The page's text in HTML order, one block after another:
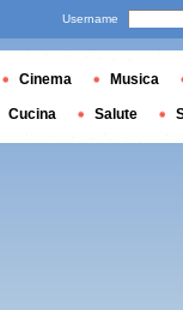
Username
Cinema Musica
Cucina Salute